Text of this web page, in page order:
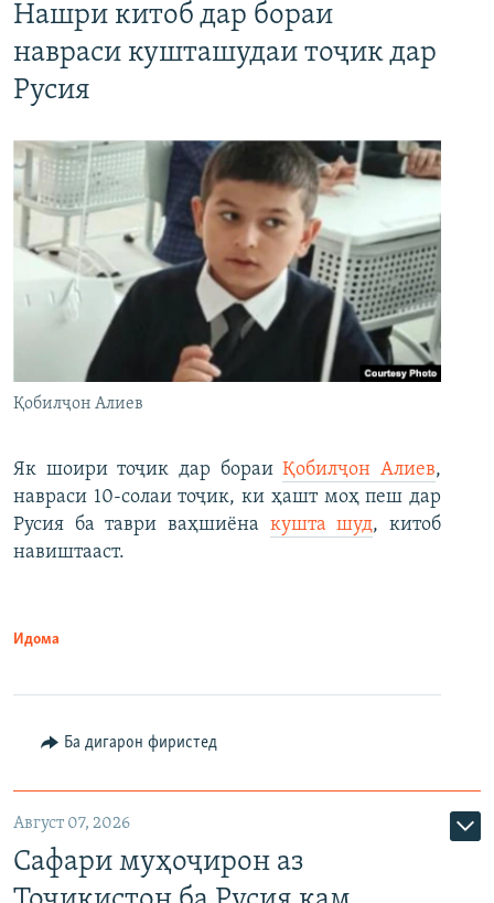
Нашри китоб дар бораи
навраси кушташудаи тоҷик дар
Русия
Қобилҷон Алиев
Як шоири тоҷик дар бораиҚобилҷон Алиев,
навраси 10-солаи тоҷик, ки ҳашт моҳ пеш дар
Русия ба таври ваҳшиёна кушта шуд, китоб
навиштааст.
Идома
Ба дигарон фиристед
Август 07, 2026
Сафари муҳоҷирон аз